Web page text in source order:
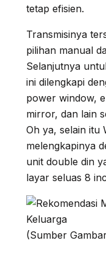
tetap efisien.
Transmisinya
pilihan manual
Selanjutnya
ini dilengkapi
power window,
mirror, dan lain
Oh ya, selain itu
melengkapinya
unit double din
layar seluas 8
(Sumber